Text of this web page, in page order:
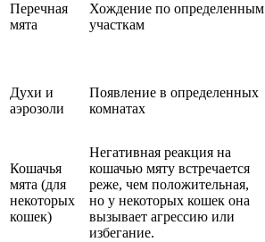
Перечная
мята
Хождение по определенным
участкам
Духи и
аэрозоли
Появление в определенных
комнатах
Кошачья
мята (для
некоторых
кошек)
Негативная реакция на
кошачью мяту встречается
реже, чем положительная,
но у некоторых кошек она
вызывает агрессию или
избегание.